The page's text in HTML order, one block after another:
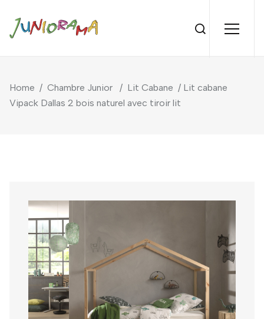
Home / Chambre Junior / Lit Cabane / Lit cabane
Vipack Dallas 2 bois naturel avec tiroir lit